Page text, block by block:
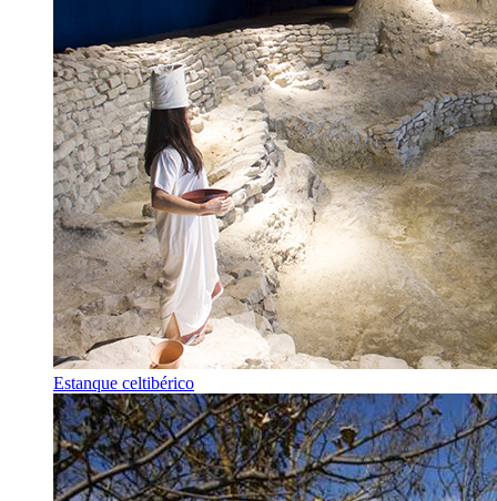
Estanque celtibérico